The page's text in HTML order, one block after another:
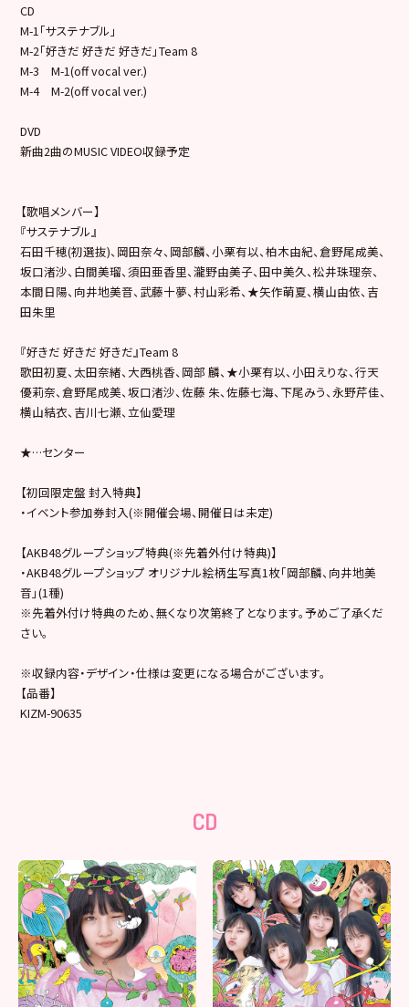
CD
M-1「サステナブル」
M-2「好きだ 好きだ 好きだ」Team 8
M-3 M-1(off vocal ver.)
M-4 M-2(off vocal ver.)
DVD
新曲2曲のMUSIC VIDEO収録予定
【歌唱メンバー】
『サステナブル』
石田千穂(初選抜)、岡田奈々、岡部麟、小栗有以、柏木由紀、倉野尾成美、
坂口渚沙、白間美瑠、須田亜香里、瀧野由美子、田中美久、松井珠理奈、
本間日陽、向井地美音、武藤十夢、村山彩希、★矢作萌夏、横山由依、吉
田朱里
『好きだ 好きだ 好きだ』Team 8
歌田初夏、太田奈緒、大西桃香、岡部 麟、★小栗有以、小田えりな、行天
優莉奈、倉野尾成美、坂口渚沙、佐藤 朱、佐藤七海、下尾みう、永野芹佳、
横山結衣、吉川七瀬、立仙愛理
★…センター
【初回限定盤 封入特典】
・イベント参加券封入(※開催会場、開催日は未定)
【AKB48グループショップ特典(※先着外付け特典)】
・AKB48グループショップ オリジナル絵柄生写真1枚「岡部麟、向井地美
音」(1種)
※先着外付け特典のため、無くなり次第終了となります。予めご了承くだ
さい。
※収録内容・デザイン・仕様は変更になる場合がございます。
【品番】
KIZM-90635
CD